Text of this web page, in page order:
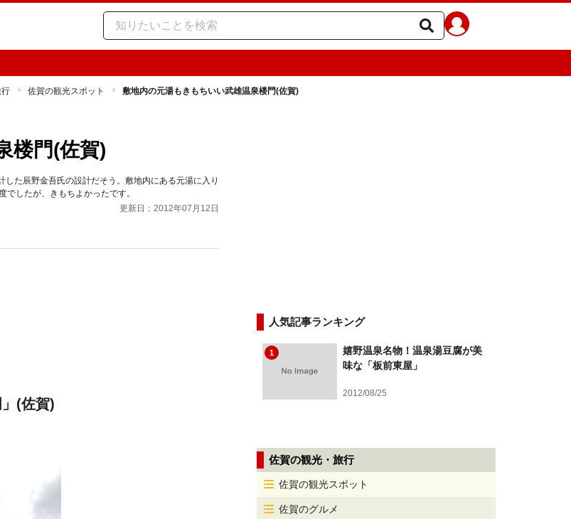
佐賀の観光スポット 敷地内の元湯もきもちいい武雄温泉楼門(佐賀)
楼門(佐賀)
た辰野金吾氏の設計だそう。敷地内にある元湯に入り
したが、きもちよかったです。
更新日：2012年07月12日
(佐賀)
人気記事ランキング
1
嬉野温泉名物！温泉湯豆腐が美
味な「板前東屋」
2012/08/25
佐賀の観光・旅行
佐賀の観光スポット
佐賀のグルメ